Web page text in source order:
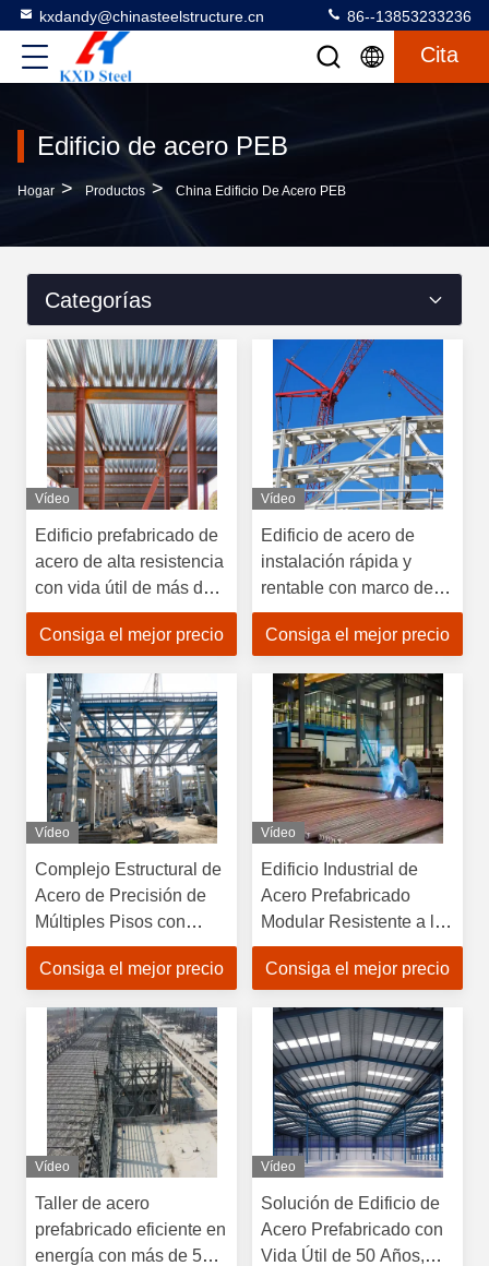
kxdandy@chinasteelstructure.cn 86--13853233236
Cita
Edificio de acero PEB
Hogar > Productos > China Edificio De Acero PEB
Categorías
Vídeo
Edificio prefabricado de
acero de alta resistencia
con vida útil de más de
50 años y diseño
personalizable para uso
Consiga el mejor precio
Vídeo
Edificio de acero de
instalación rápida y
rentable con marco de
acero de alta resistencia
Consiga el mejor precio
Vídeo
Complejo Estructural de
Acero de Precisión de
Múltiples Pisos con
Durabilidad de Alta
Resistencia, Diseño de
Construcción Rápida
Consiga el mejor precio
Vídeo
Edificio Industrial de
Acero Prefabricado
Modular Resistente a la
Intemperie con Diseño
Personalizable
Consiga el mejor precio
Vídeo
Taller de acero
prefabricado eficiente en
energía con más de 50
Vídeo
Solución de Edificio de
Acero Prefabricado con
Vida Útil de 50 Años,